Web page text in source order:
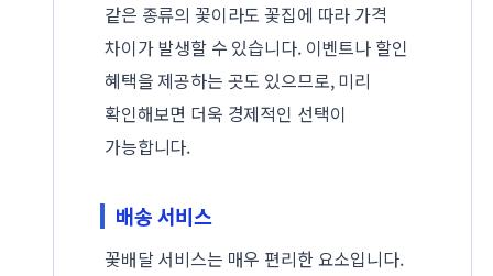
같은 종류의 꽃이라도 꽃집에 따라 가격
차이가 발생할 수 있습니다. 이벤트나 할인
혜택을 제공하는 곳도 있으므로, 미리
확인해보면 더욱 경제적인 선택이
가능합니다.
배송 서비스
꽃배달 서비스는 매우 편리한 요소입니다.